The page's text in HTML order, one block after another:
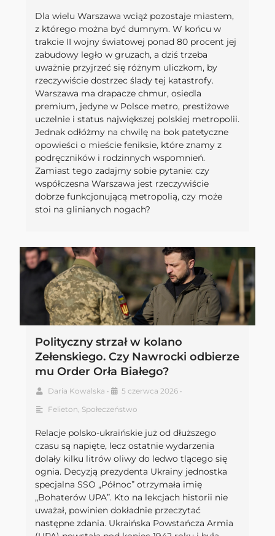
Dla wielu Warszawa wciąż pozostaje miastem,
z którego można być dumnym. W końcu w
trakcie II wojny światowej ponad 80 procent jej
zabudowy legło w gruzach, a dziś trzeba
uważnie przyjrzeć się różnym uliczkom, by
rzeczywiście dostrzec ślady tej katastrofy.
Warszawa ma drapacze chmur, osiedla
premium, jedyne w Polsce metro, prestiżowe
uczelnie i status największej polskiej metropolii.
Jednak odłóżmy na chwilę na bok patetyczne
opowieści o mieście feniksie, które znamy z
podręczników i rodzinnych wspomnień.
Zamiast tego zadajmy sobie pytanie: czy
współczesna Warszawa jest rzeczywiście
dobrze funkcjonującą metropolią, czy może
stoi na glinianych nogach?
Polityczny strzał w kolano
Zełenskiego. Czy Nawrocki odbierze
mu Order Orła Białego?
Daria Kowalska • 5 czerwca 2026 •
Felieton Społeczeństwo
Relacje polsko-ukraińskie już od dłuższego
czasu są napięte, lecz ostatnie wydarzenia
dolały kilku litrów oliwy do ledwo tlącego się
ognia. Decyzją prezydenta Ukrainy jednostka
specjalna SSO „Północ” otrzymała imię
„Bohaterów UPA”. Kto na lekcjach historii nie
uważał, powinien dokładnie przeczytać
następne zdania. Ukraińska Powstańcza Armia